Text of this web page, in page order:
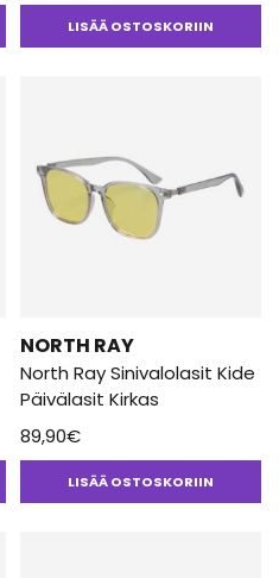
LISÄÄ OSTOSKORIIN
NORTH RAY
North Ray Sinivalolasit Kide
Päivälasit Kirkas
89,90€
LISÄÄ OSTOSKORIIN